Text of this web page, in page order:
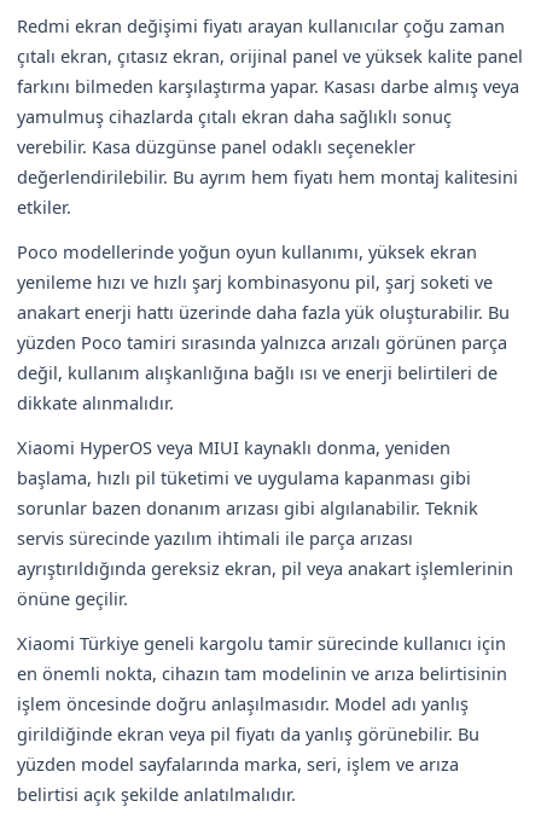
Redmi ekran değişimi fiyatı arayan kullanıcılar çoğu zaman
çıtalı ekran, çıtasız ekran, orijinal panel ve yüksek kalite panel
farkını bilmeden karşılaştırma yapar. Kasası darbe almış veya
yamulmuş cihazlarda çıtalı ekran daha sağlıklı sonuç
verebilir. Kasa düzgünse panel odaklı seçenekler
değerlendirilebilir. Bu ayrım hem fiyatı hem montaj kalitesini
etkiler.
Poco modellerinde yoğun oyun kullanımı, yüksek ekran
yenileme hızı ve hızlı şarj kombinasyonu pil, şarj soketi ve
anakart enerji hattı üzerinde daha fazla yük oluşturabilir. Bu
yüzden Poco tamiri sırasında yalnızca arızalı görünen parça
değil, kullanım alışkanlığına bağlı ısı ve enerji belirtileri de
dikkate alınmalıdır.
Xiaomi HyperOS veya MIUI kaynaklı donma, yeniden
başlama, hızlı pil tüketimi ve uygulama kapanması gibi
sorunlar bazen donanım arızası gibi algılanabilir. Teknik
servis sürecinde yazılım ihtimali ile parça arızası
ayrıştırıldığında gereksiz ekran, pil veya anakart işlemlerinin
önüne geçilir.
Xiaomi Türkiye geneli kargolu tamir sürecinde kullanıcı için
en önemli nokta, cihazın tam modelinin ve arıza belirtisinin
işlem öncesinde doğru anlaşılmasıdır. Model adı yanlış
girildiğinde ekran veya pil fiyatı da yanlış görünebilir. Bu
yüzden model sayfalarında marka, seri, işlem ve arıza
belirtisi açık şekilde anlatılmalıdır.